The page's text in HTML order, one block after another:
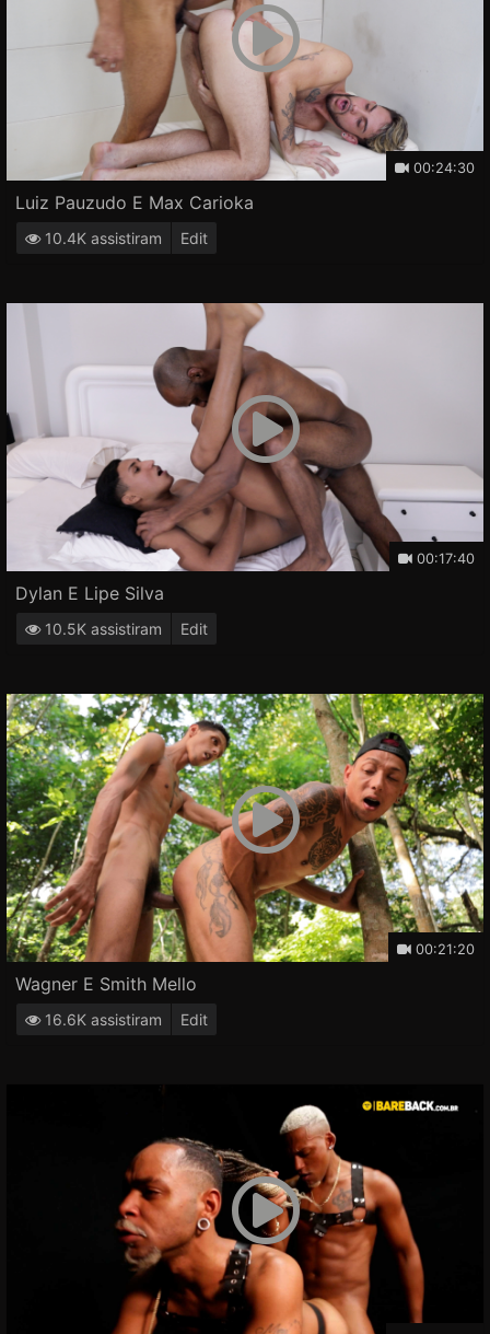
00:24:30
Luiz Pauzudo E Max Carioka
10.4K assistiram Edit
00:17:40
Dylan E Lipe Silva
10.5K assistiram Edit
00:21:20
Wagner E Smith Mello
16.6K assistiram Edit